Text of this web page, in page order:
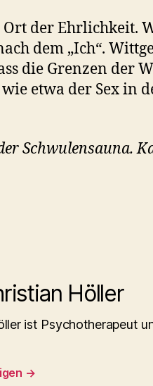
der Ehrlichkeit.
dem „Ich“.
die Grenzen der
etwa der Sex in
Schwulensauna.
Höller
ist Psychotherapeut
→